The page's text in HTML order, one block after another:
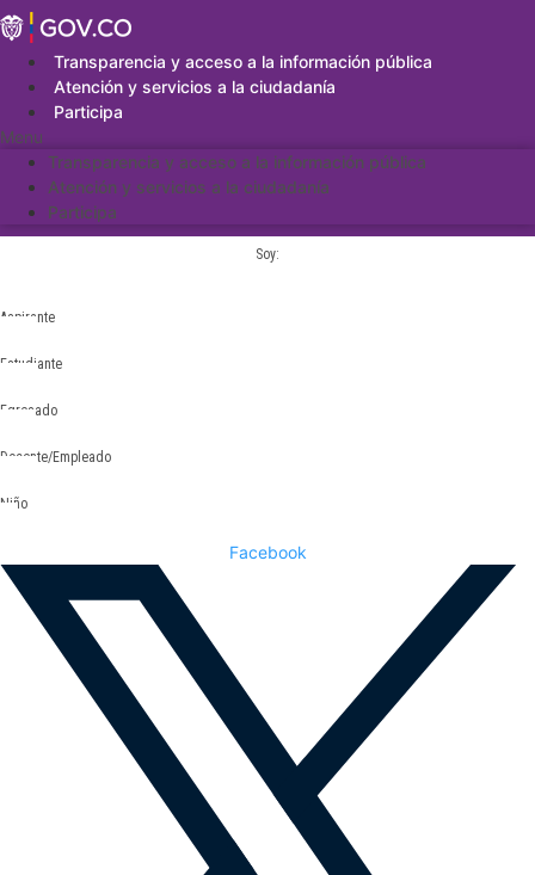
Saltar
al
contenidoTransparencia y acceso a la información pública
Atención y servicios a la ciudadanía
Participa
Menu
Transparencia y acceso a la información pública
Atención y servicios a la ciudadanía
Participa
Soy:
Aspirante
Estudiante
Egresado
Docente/Empleado
Niño
Facebook